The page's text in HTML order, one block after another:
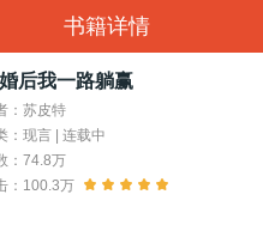
书籍详情
后我一路躺赢
：苏皮特
：现言 | 连载中
：74.8万
：100.3万